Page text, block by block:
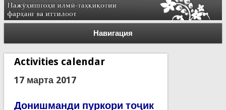
Навигация
Activities calendar
17 марта 2017
Донишманди пуркори тоҷик